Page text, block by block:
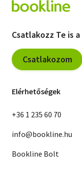
Csatlakozz Te is
Csatlakozom
Elérhetőségek
+36 1 235 60 70
info@bookline.hu
Bookline Bolt